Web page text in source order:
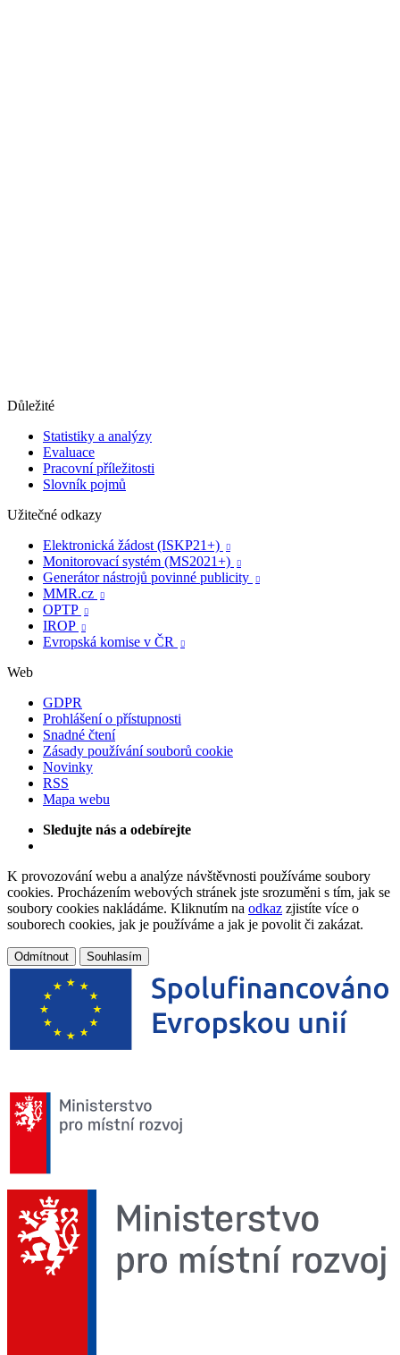
Důležité
Statistiky a analýzy
Evaluace
Pracovní příležitosti
Slovník pojmů
Užitečné odkazy
Elektronická žádost (ISKP21+)

Monitorovací systém (MS2021+) 
Generátor nástrojů povinné publicity 
MMR.cz 
OPTP 
IROP 
Evropská komise v ČR 
Web
GDPR
Prohlášení o přístupnosti
Snadné čtení
Zásady používání souborů cookie
Novinky
RSS
Mapa webu
Sledujte nás a odebírejte
K provozování webu a analýze návštěvnosti používáme soubory
cookies. Procházením webových stránek jste srozuměni s tím, jak se
soubory cookies nakládáme. Kliknutím na odkaz zjistíte více o
souborech cookies, jak je používáme a jak je povolit či zakázat.
Odmítnout Souhlasím